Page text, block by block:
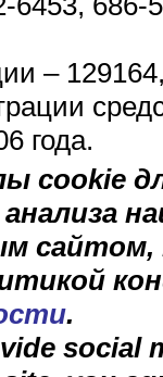
–
года.
cookie
.
social